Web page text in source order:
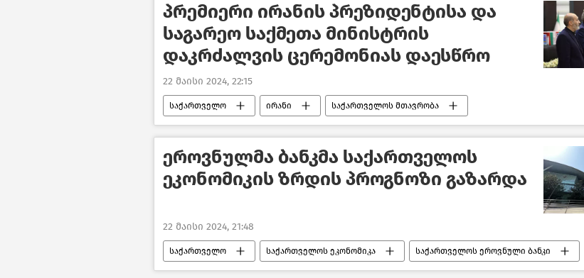
პრემიერი ირანის პრეზიდენტისა და
საგარეო საქმეთა მინისტრის
დაკრძალვის ცერემონიას დაესწრო
22 მაისი 2024, 22:15
საქართველო ირანი საქართველოს მთავრობა
საქართველოს პრემიერ–მინისტრი ირაკლი კობახიძე
საქართველოს საგარეო პოლიტიკა ახალი ამბები
ეროვნულმა ბანკმა საქართველოს
ეკონომიკის ზრდის პროგნოზი გაზარდა
22 მაისი 2024, 21:48
საქართველო საქართველოს ეკონომიკა საქართველოს ეროვნული ბანკი
საზოგადოება ახალი ამბები